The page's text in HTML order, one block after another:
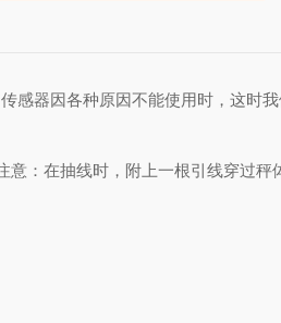
器因各种原因不能使用时，这时我
在抽线时，附上一根引线穿过秤